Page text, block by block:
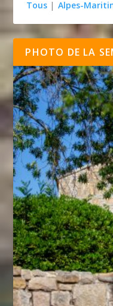
Tous | Alpes-
PHOTO DE LA